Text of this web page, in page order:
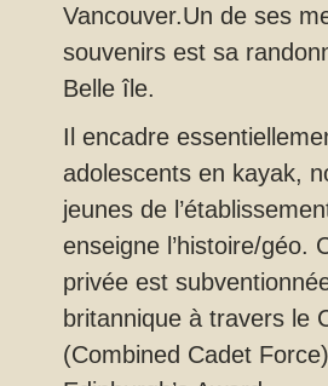
Vancouver.Un de ses
souvenirs est sa
Belle île.
Il encadre
adolescents en kayak,
jeunes de
enseigne l’histoire/géo.
privée est
britannique à travers le
(Combined Cadet